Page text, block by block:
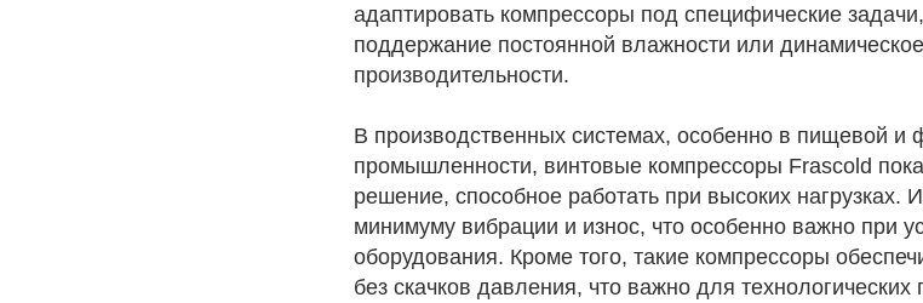
адаптировать компрессоры под специфические
поддержание постоянной влажности или
производительности.
В производственных системах, особенно в пищевой и
промышленности, винтовые компрессоры Frascold
решение, способное работать при высоких нагрузках.
минимуму вибрации и износ, что особенно важно при
оборудования. Кроме того, такие компрессоры
без скачков давления, что важно для